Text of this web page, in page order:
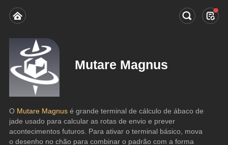
Mutare Magnus
O Mutare Magnus é grande terminal de cálculo de ábaco de
jade usado para calcular as rotas de envio e prever
acontecimentos futuros. Para ativar o terminal básico, mova
o desenho no chão para combinar o padrão com a forma